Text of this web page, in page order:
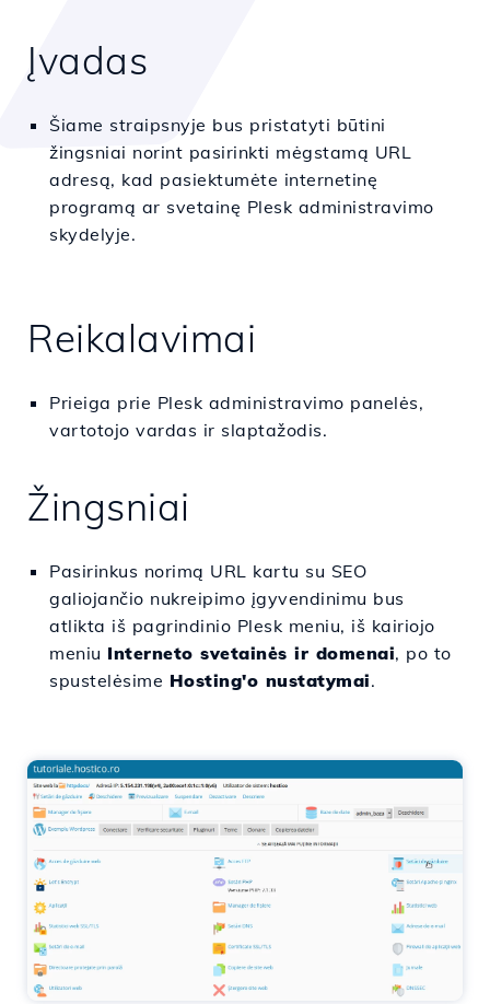
Įvadas
Šiame straipsnyje bus pristatyti būtini
žingsniai norint pasirinkti mėgstamą URL
adresą, kad pasiektumėte internetinę
programą ar svetainę Plesk administravimo
skydelyje.
Reikalavimai
Prieiga prie Plesk administravimo panelės,
vartotojo vardas ir slaptažodis.
Žingsniai
Pasirinkus norimą URL kartu su SEO
galiojančio nukreipimo įgyvendinimu bus
atlikta iš pagrindinio Plesk meniu, iš kairiojo
meniu Interneto svetainės ir domenai, po to
spustelėsime Hosting'o nustatymai.